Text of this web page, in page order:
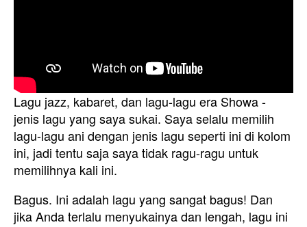
Lagu jazz, kabaret, dan lagu-lagu era Showa -
jenis lagu yang saya sukai. Saya selalu memilih
lagu-lagu ani dengan jenis lagu seperti ini di kolom
ini, jadi tentu saja saya tidak ragu-ragu untuk
memilihnya kali ini.
Bagus. Ini adalah lagu yang sangat bagus! Dan
jika Anda terlalu menyukainya dan lengah, lagu ini